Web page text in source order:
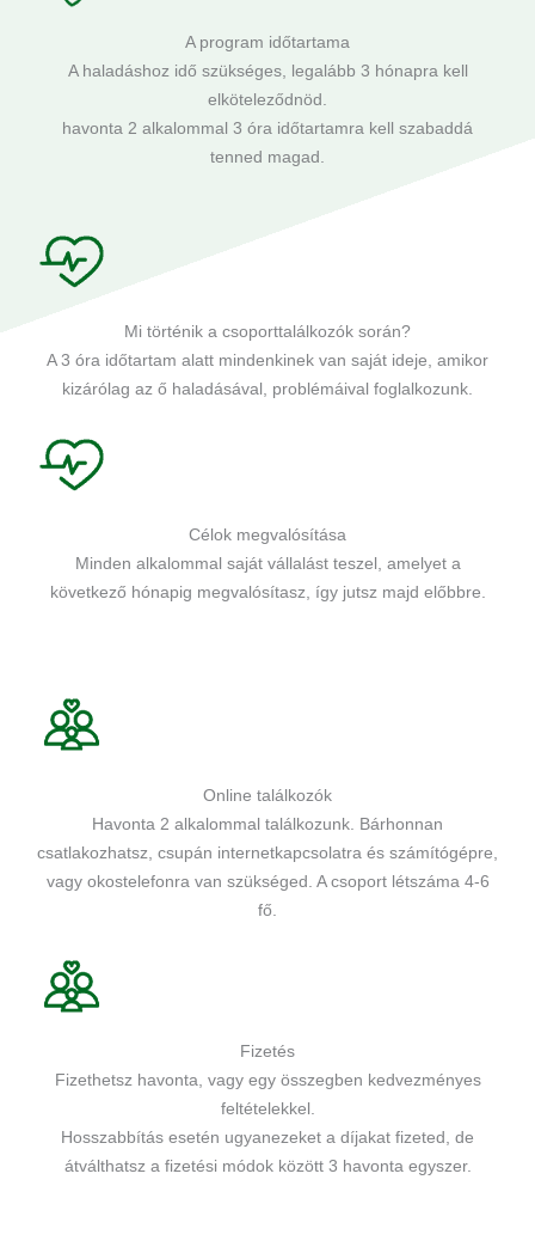
A program időtartama
A haladáshoz idő szükséges, legalább 3 hónapra kell
elköteleződnöd.
havonta 2 alkalommal 3 óra időtartamra kell szabaddá
tenned magad.
Mi történik a csoporttalálkozók során?
A 3 óra időtartam alatt mindenkinek van saját ideje, amikor
kizárólag az ő haladásával, problémáival foglalkozunk.
Célok megvalósítása
Minden alkalommal saját vállalást teszel, amelyet a
következő hónapig megvalósítasz, így jutsz majd előbbre.
Online találkozók
Havonta 2 alkalommal találkozunk. Bárhonnan
csatlakozhatsz, csupán internetkapcsolatra és számítógépre,
vagy okostelefonra van szükséged. A csoport létszáma 4-6
fő.
Fizetés
Fizethetsz havonta, vagy egy összegben kedvezményes
feltételekkel.
Hosszabbítás esetén ugyanezeket a díjakat fizeted, de
átválthatsz a fizetési módok között 3 havonta egyszer.